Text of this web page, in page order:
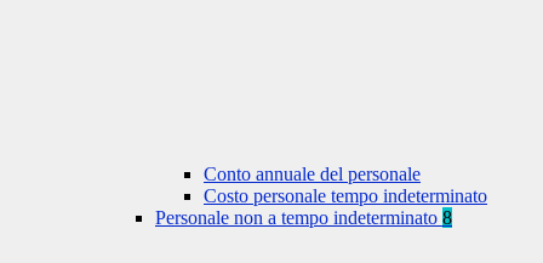
Conto annuale del personale
Costo personale tempo indeterminato
Personale non a tempo indeterminato 8